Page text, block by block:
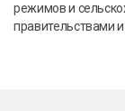
режимов и
правительствами